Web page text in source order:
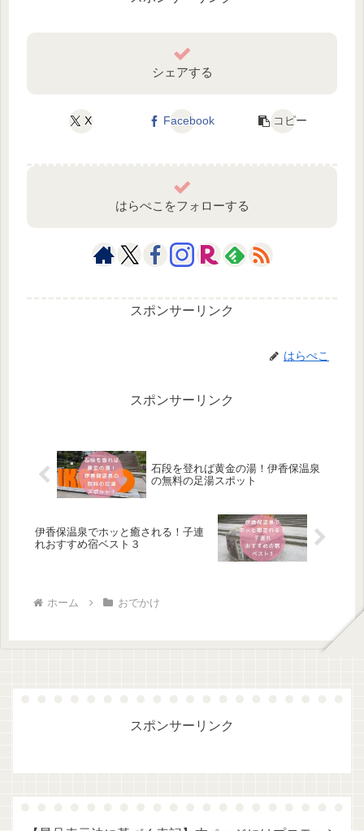
シェアする
X Facebook コピー
はらぺこをフォローする
スポンサーリンク
はらぺこ
スポンサーリンク
石段を登れば黄金の湯！伊香保温泉
の無料の足湯スポット
伊香保温泉でホッと癒される！子連
れおすすめ宿ベスト３
ホーム おでかけ
スポンサーリンク